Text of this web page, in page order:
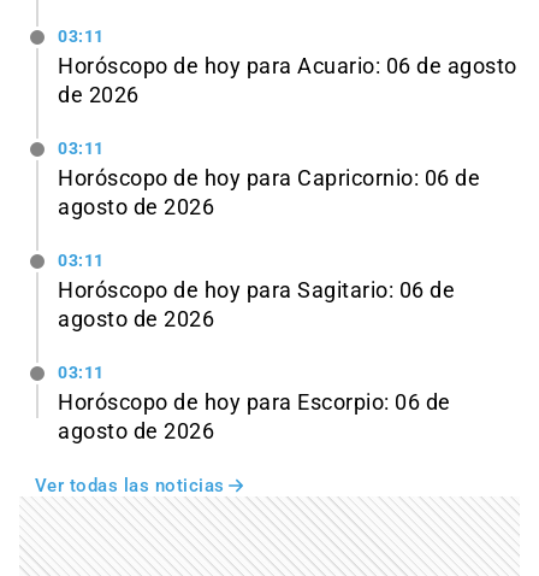
03:11
Horóscopo de hoy para Acuario: 06 de agosto
de 2026
03:11
Horóscopo de hoy para Capricornio: 06 de
agosto de 2026
03:11
Horóscopo de hoy para Sagitario: 06 de
agosto de 2026
03:11
Horóscopo de hoy para Escorpio: 06 de
agosto de 2026
Ver todas las noticias